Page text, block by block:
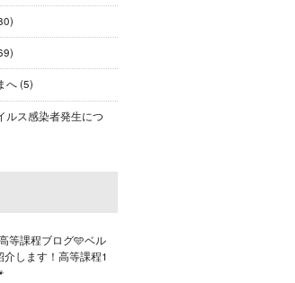
へ(5)
ルス感染者発生につ
等課程ブログ🩵ベル
します！高等課程1